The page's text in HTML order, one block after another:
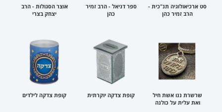
סט ארכיאולוגיה תנ"כית -
הרב זמיר כהן
ספר דניאל - הרב זמיר
כהן
אוצר הסגולות - הרב
יצחק בצרי
שרשרת ננו אשת חיל
ואת עלית על כולנה
קופת צדקה יוקרתית קופת צדקה לילדים